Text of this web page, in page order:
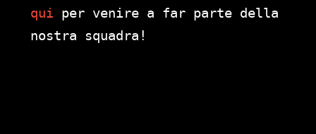
qui per venire a far parte della
nostra squadra!